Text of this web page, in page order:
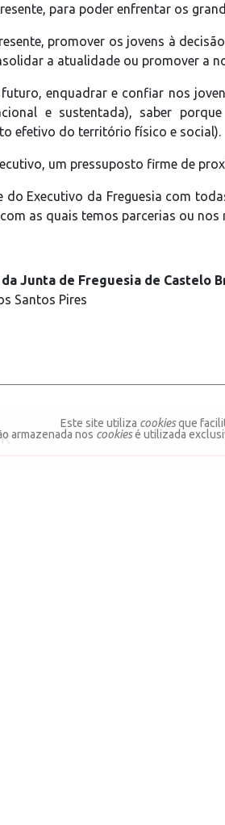
Este site utiliza cookiesque
armazenada nos cookiesé utilizada
para poder enfrentar os
promover os jovens à
a atualidade ou promover a
enquadrar e confiar nos
e sustentada), saber
efetivo do território físico e social).
um pressuposto firme de
do Executivo da Freguesia com
as quais temos parcerias ou nos
Junta de Freguesia de Castelo
Santos Pires